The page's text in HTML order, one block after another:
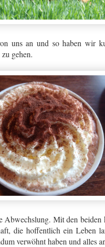
uns an und so haben wir
gehen.
Mit den beiden
die hoffentlich ein Leben
verwöhnt haben und alles